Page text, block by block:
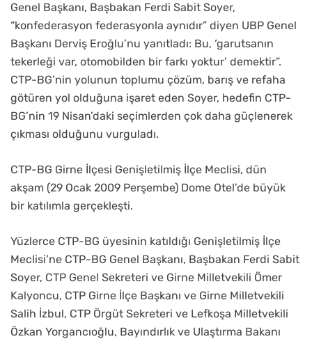
Genel Başkanı, Başbakan Ferdi Sabit Soyer,
“konfederasyon federasyonla aynıdır” diyen UBP Genel
Başkanı Derviş Eroğlu’nu yanıtladı: Bu, ‘garutsanın
tekerleği var, otomobilden bir farkı yoktur’ demektir”.
CTP-BG’nin yolunun toplumu çözüm, barış ve refaha
götüren yol olduğuna işaret eden Soyer, hedefin CTP-
BG’nin 19 Nisan’daki seçimlerden çok daha güçlenerek
çıkması olduğunu vurguladı.
CTP-BG Girne İlçesi Genişletilmiş İlçe Meclisi, dün
akşam (29 Ocak 2009 Perşembe) Dome Otel’de büyük
bir katılımla gerçekleşti.
Yüzlerce CTP-BG üyesinin katıldığı Genişletilmiş İlçe
Meclisi’ne CTP-BG Genel Başkanı, Başbakan Ferdi Sabit
Soyer, CTP Genel Sekreteri ve Girne Milletvekili Ömer
Kalyoncu, CTP Girne İlçe Başkanı ve Girne Milletvekili
Salih İzbul, CTP Örgüt Sekreteri ve Lefkoşa Milletvekili
Özkan Yorgancıoğlu, Bayındırlık ve Ulaştırma Bakanı